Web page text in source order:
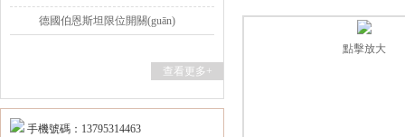
德國伯恩斯坦限位開關(guān)
查看更多+
手機號碼：13795314463
點擊放大